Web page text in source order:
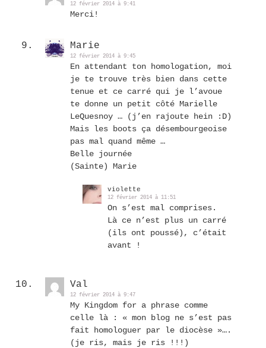
12 février 2014 à 9:41
Merci!
Marie
12 février 2014 à 9:45
En attendant ton homologation, moi
je te trouve très bien dans cette
tenue et ce carré qui je l’avoue
te donne un petit côté Marielle
LeQuesnoy … (j’en rajoute hein :D)
Mais les boots ça désembourgeoise
pas mal quand même …
Belle journée
(Sainte) Marie
violette
12 février 2014 à 11:51
On s’est mal comprises.
Là ce n’est plus un carré
(ils ont poussé), c’était
avant !
Val
12 février 2014 à 9:47
My Kingdom for a phrase comme
celle là : « mon blog ne s’est pas
fait homologuer par le diocèse »….
(je ris, mais je ris !!!)